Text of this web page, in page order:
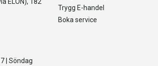
| Söndag
Trygg E-handel
Boka service